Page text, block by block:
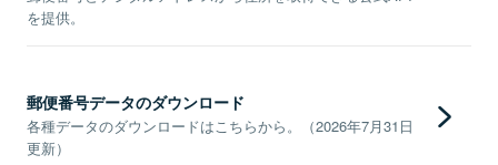
を提供。
郵便番号データのダウンロード
各種データのダウンロードはこちらから。（2026年7月31日
更新）